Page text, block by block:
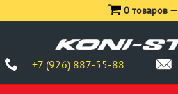
+7 (926) 887-55-88
0 товаров —